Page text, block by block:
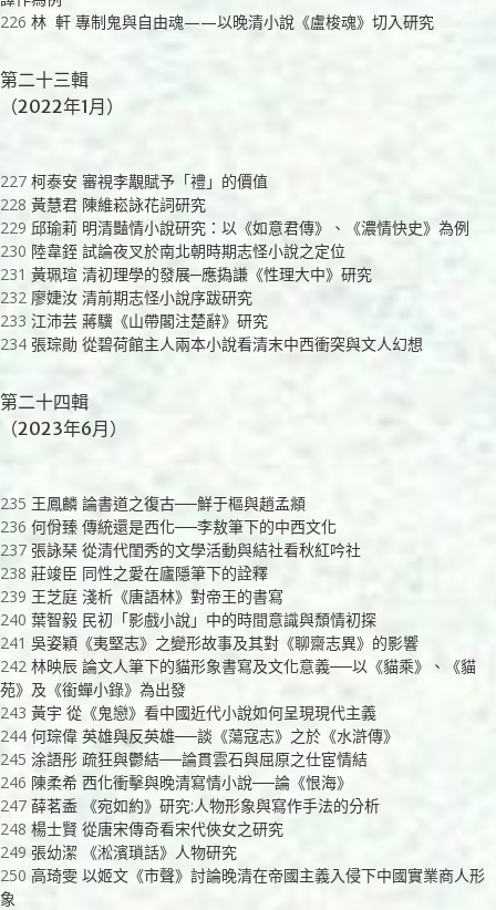
226 林 軒 專制鬼與自由魂——以晚清小說《盧梭魂》切入研究
第二十三輯
（2022年1月）
227 柯泰安 審視李覯賦予「禮」的價值
228 黃慧君 陳維崧詠花詞研究
229 邱瑜莉 明清豔情小說研究：以《如意君傳》、《濃情快史》為例
230 陸韋銍 試論夜叉於南北朝時期志怪小說之定位
231 黃珮瑄 清初理學的發展─應撝謙《性理大中》研究
232 廖婕汝 清前期志怪小說序跋研究
233 江沛芸 蔣驥《山帶閣注楚辭》研究
234 張琮勛 從碧荷館主人兩本小說看清末中西衝突與文人幻想
第二十四輯
（2023年6月）
235 王鳳麟 論書道之復古──鮮于樞與趙孟頫
236 何佾臻 傳統還是西化──李敖筆下的中西文化
237 張詠琹 從清代閨秀的文學活動與結社看秋紅吟社
238 莊竣臣 同性之愛在廬隱筆下的詮釋
239 王芝庭 淺析《唐語林》對帝王的書寫
240 葉智毅 民初「影戲小說」中的時間意識與頹情初探
241 吳姿穎《夷堅志》之變形故事及其對《聊齋志異》的影響
242 林映辰 論文人筆下的貓形象書寫及文化意義──以《貓乘》、《貓
苑》及《銜蟬小錄》為出發
243 黃宇 從《鬼戀》看中國近代小說如何呈現現代主義
244 何琮偉 英雄與反英雄──談《蕩寇志》之於《水滸傳》
245 涂語彤 疏狂與鬱結──論貫雲石與屈原之仕宦情結
246 陳柔希 西化衝擊與晚清寫情小說──論《恨海》
247 薛茗盉 《宛如約》研究:人物形象與寫作手法的分析
248 楊士賢 從唐宋傳奇看宋代俠女之研究
249 張幼潔 《淞濱瑣話》人物研究
250 高琦雯 以姬文《市聲》討論晚清在帝國主義入侵下中國實業商人形
象